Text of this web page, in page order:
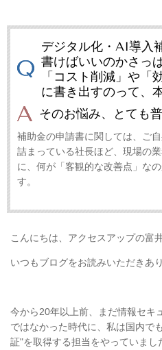
デジタル化・AI導入
書けばいいのかさっ
「コスト削減」や「
に書き出すのって、
そのお悩み、とても
補助金の申請書に関しては、ご
詰まっている社長ほど、現場の
に、何が「客観的な改善点」な
す。
こんにちは、アクセスアップの富井
いつもブログをお読みいただきあ
今から20年以上前、まだ情報セキ
ではなかった時代に、私は国内で
証"を取得する担当をやっていま